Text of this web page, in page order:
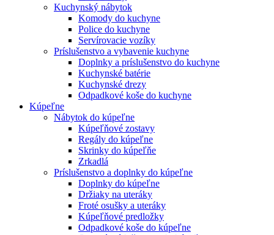
Kuchynský nábytok
Komody do kuchyne
Police do kuchyne
Servírovacie vozíky
Príslušenstvo a vybavenie kuchyne
Doplnky a príslušenstvo do kuchyne
Kuchynské batérie
Kuchynské drezy
Odpadkové koše do kuchyne
Kúpeľne
Nábytok do kúpeľne
Kúpeľňové zostavy
Regály do kúpeľne
Skrinky do kúpeľňe
Zrkadlá
Príslušenstvo a doplnky do kúpeľne
Doplnky do kúpeľne
Držiaky na uteráky
Froté osušky a uteráky
Kúpeľňové predložky
Odpadkové koše do kúpeľne